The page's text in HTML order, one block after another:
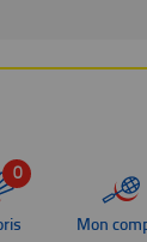
0
Mon